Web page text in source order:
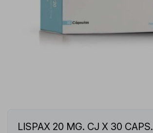
LISPAX 20 MG. CJ X 30 CAPS.